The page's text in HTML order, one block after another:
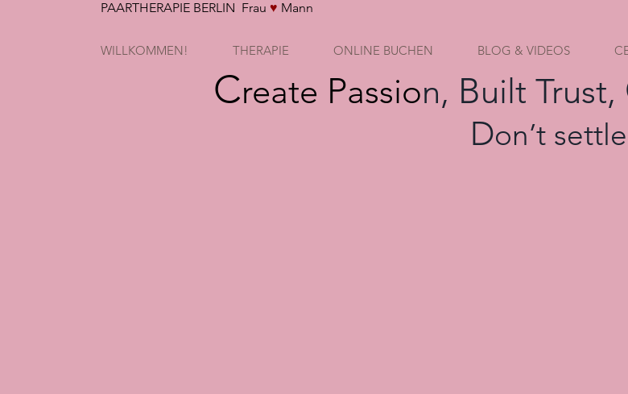
PAARTHERAPIE BERLIN Frau ♥ Mann
WILLKOMMEN! THERAPIE ONLINE BUCHEN BLOG & VIDEOS
Create Passion, Built Trust,
Don’t